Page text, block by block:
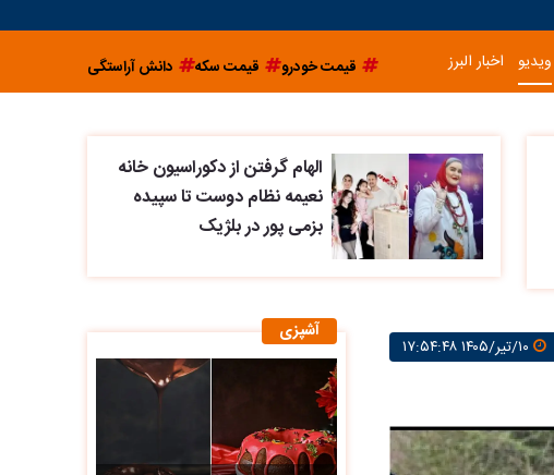
ویدیو اخبار البرز قیمت خودرو قیمت سکه دانش آراستگی
الهام گرفتن از دکوراسیون خانه
نعیمه نظام دوست تا سپیده
بزمی پور در بلژیک
آشپزی